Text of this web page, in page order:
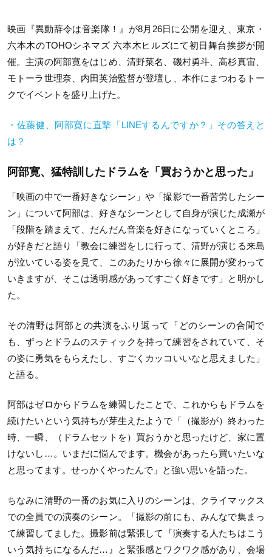
映画『異動辞令は音楽隊！』が8月26日に公開を迎え、 東京・
六本木のTOHOシネマズ 六本木ヒルズにて初日舞台挨拶が開
催。主演の阿部寛をはじめ、 清野菜名、磯村勇斗、高杉真宙、
モトーラ世理奈、 内田英治監督が登壇し、本作にまつわるトー
クでイベントを盛り上げた。
・佐藤健、阿部寛に直撃「LINEするんですか？」その答えと
は？
阿部寛、猛特訓したドラムを「 買おうかと思った 」
「映画の中で一番好きなシーン」や「撮影で一番苦労したシー
ン」 について阿部は、好きなシーンとして自身が演じた成瀬が
「段階を踏まえて、だんだん音楽を好きになっていくところ」
が好きだと語り「教会に練習をしに行って、 清野が演じる来島
が泣いている姿を見て、
このあたりから徐々に展開が変わって
いきますが、 そこは透明感があってすごく好きです」と明かし
た。
その清野は阿部との共演をふり返って「 どのシーンの合間で
も、ずっとドラムのスティックを持って練習をされていて、 そ
の姿に勇気をもらえたし、すごくカッコいいなと思えました」
と語る。
阿部はゼロからドラムを練習したことで、
これからもドラムを
続けたいという気持ちが芽生えたようで「（撮影が）終わった
時、一瞬、（ドラムセットを） 買おうかと思ったけど、家に置
けないし…。いまだに悩んでます。機会があったら買いたいな
と思ってます。せっかくやったんで」
と強い思いを語った。
ちなみに清野の一番のお気に入りのシーンは、
クライマックス
での全員での演奏のシーン。「撮影の前にも、 みんなで集まっ
て練習してました。撮影前は緊張して『演奏する人たちはこう
いう気持ちになるんだ…』
と緊張感とワクワク感があり、会場